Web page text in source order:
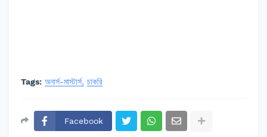
Tags: অনার্স-মাস্টার্স চাকরি
Facebook